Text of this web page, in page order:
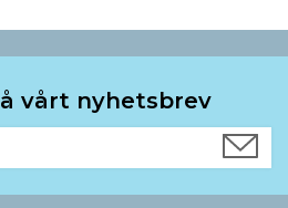
vårt nyhetsbrev